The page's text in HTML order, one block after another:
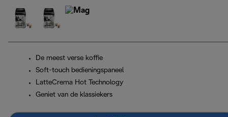
De meest verse koffie
Soft-touch bedieningspaneel
LatteCrema Hot Technology
Geniet van de klassiekers